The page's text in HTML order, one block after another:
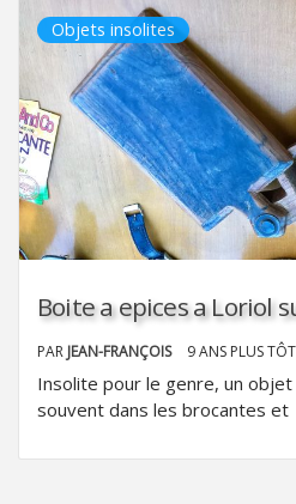
Objets insolites
Boite a epices a Loriol
PAR JEAN-FRANÇOIS 9 ANS PLUS TÔT
Insolite pour le genre, un objet
souvent dans les brocantes et